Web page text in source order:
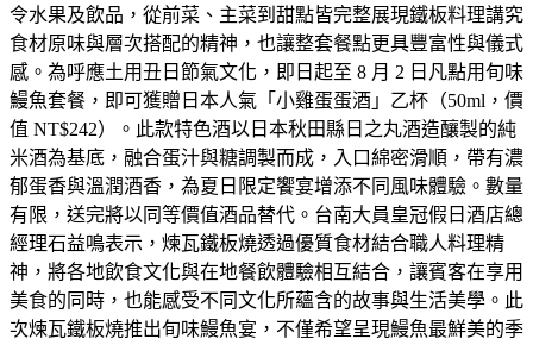
令水果及飲品，從前菜、主菜到甜點皆完整展現鐵板料理講究
食材原味與層次搭配的精神，也讓整套餐點更具豐富性與儀式
感。為呼應土用丑日節氣文化，即日起至 8 月 2 日凡點用旬味
鰻魚套餐，即可獲贈日本人氣「小雞蛋蛋酒」乙杯（50ml，價
值 NT$242）。此款特色酒以日本秋田縣日之丸酒造釀製的純
米酒為基底，融合蛋汁與糖調製而成，入口綿密滑順，帶有濃
郁蛋香與溫潤酒香，為夏日限定饗宴增添不同風味體驗。數量
有限，送完將以同等價值酒品替代。台南大員皇冠假日酒店總
經理石益鳴表示，煉瓦鐵板燒透過優質食材結合職人料理精
神，將各地飲食文化與在地餐飲體驗相互結合，讓賓客在享用
美食的同時，也能感受不同文化所蘊含的故事與生活美學。此
次煉瓦鐵板燒推出旬味鰻魚宴，不僅希望呈現鰻魚最鮮美的季